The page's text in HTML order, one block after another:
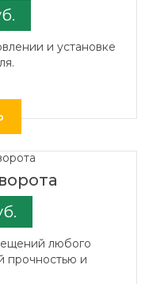
и установке
любого
прочностью и